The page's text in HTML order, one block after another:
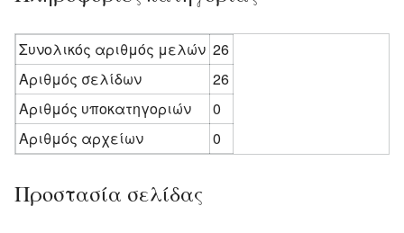
Συνολικός αριθμός μελών 26
Αριθμός σελίδων
26
Αριθμός υποκατηγοριών
0
Αριθμός αρχείων
0
Προστασία σελίδας